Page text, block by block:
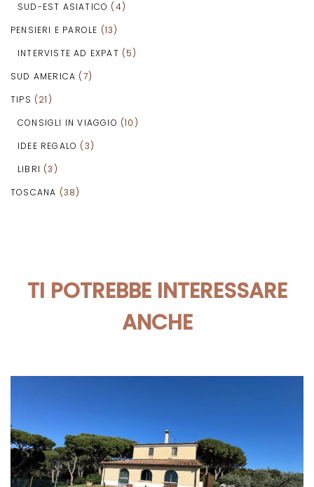
SUD-EST ASIATICO (4)
PENSIERI E PAROLE (13)
INTERVISTE AD EXPAT (5)
SUD AMERICA (7)
TIPS (21)
CONSIGLI IN VIAGGIO (10)
IDEE REGALO (3)
LIBRI (3)
TOSCANA (38)
TI POTREBBE INTERESSARE
ANCHE